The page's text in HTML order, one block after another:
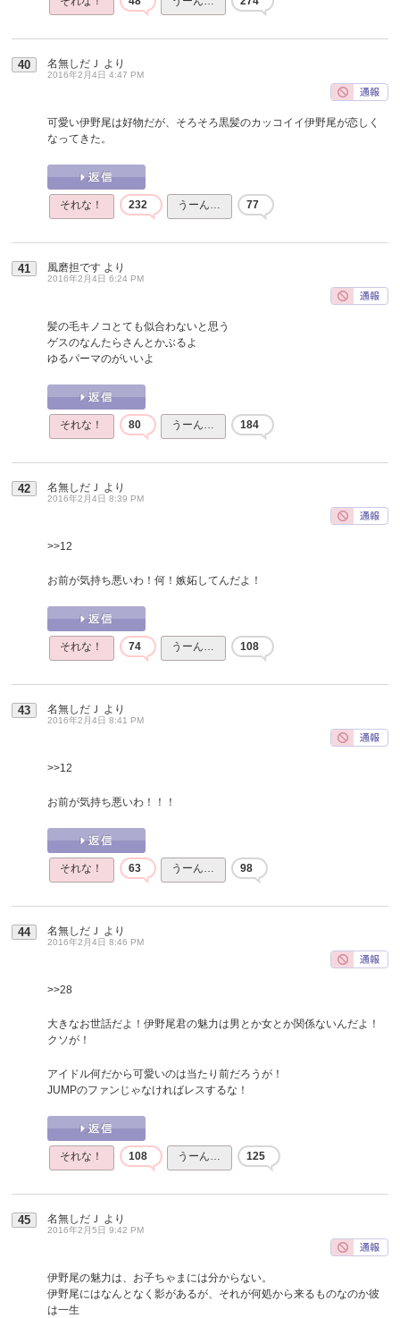
40 名無しだＪ より
2016年2月4日 4:47 PM
可愛い伊野尾は好物だが、そろそろ黒髪のカッコイイ伊野尾が恋しく
なってきた。
それな！ 232 うーん… 77
41 風磨担です より
2016年2月4日 6:24 PM
髪の毛キノコとても似合わないと思う
ゲスのなんたらさんとかぶるよ
ゆるパーマのがいいよ
それな！ 80 うーん… 184
42 名無しだＪ より
2016年2月4日 8:39 PM
>>12
お前が気持ち悪いわ！何！嫉妬してんだよ！
それな！ 74 うーん… 108
43 名無しだＪ より
2016年2月4日 8:41 PM
>>12
お前が気持ち悪いわ！！！
それな！ 63 うーん… 98
44 名無しだＪ より
2016年2月4日 8:46 PM
>>28
大きなお世話だよ！伊野尾君の魅力は男とか女とか関係ないんだよ！
クソが！
アイドル何だから可愛いのは当たり前だろうが！
JUMPのファンじゃなければレスするな！
それな！ 108 うーん… 125
45 名無しだＪ より
2016年2月5日 9:42 PM
伊野尾の魅力は、お子ちゃまには分からない。
伊野尾にはなんとなく影があるが、それが何処から来るものなのか彼
は一生